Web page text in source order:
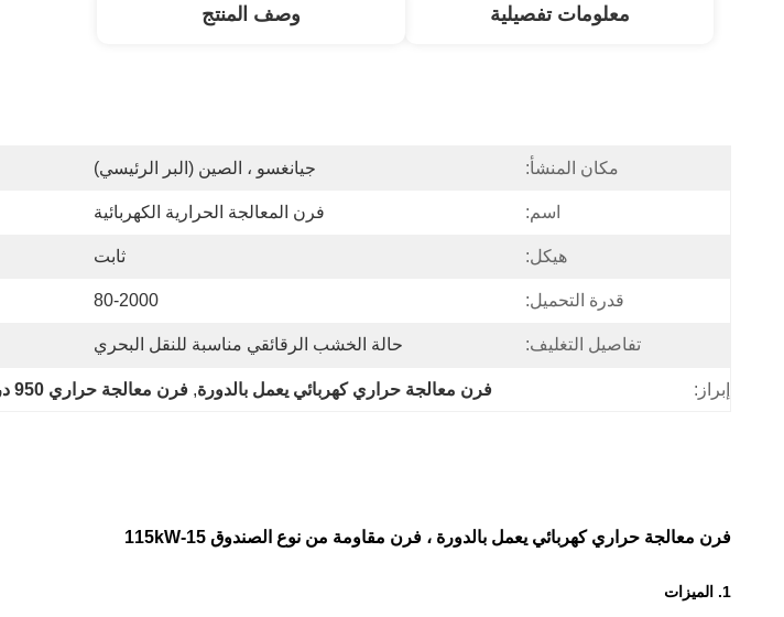
معلومات تفصيلية وصف المنتج
مكان المنشأ: جيانغسو ، الصين (البر الرئيسي)
اسم: فرن المعالجة الحرارية الكهربائية
هيكل: ثابت
قدرة التحميل: 80-2000
تفاصيل التغليف: حالة الخشب الرقائقي مناسبة للنقل البحري
إبراز: فرن معالجة حراري كهربائي يعمل بالدورة, فرن معالجة حراري 950 درجة
فرن معالجة حراري كهربائي يعمل بالدورة ، فرن مقاومة من نوع الصندوق 15-115kW
1. الميزات